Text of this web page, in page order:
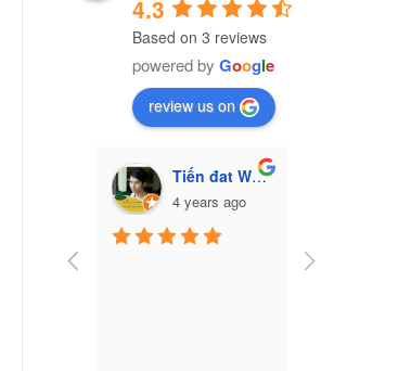
4.3
Based on 3 reviews
powered by Google
review us on
Tiến đat Wasabi (Cú mèo)
4 years ago
Công ty